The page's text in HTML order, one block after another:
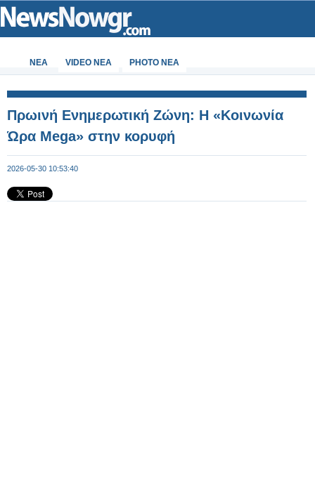
ΝΕΑ VIDEO NEA PHOTO NEA
Πρωινή Ενημερωτική Ζώνη: Η «Κοινωνία
Ώρα Mega» στην κορυφή
2026-05-30 10:53:40